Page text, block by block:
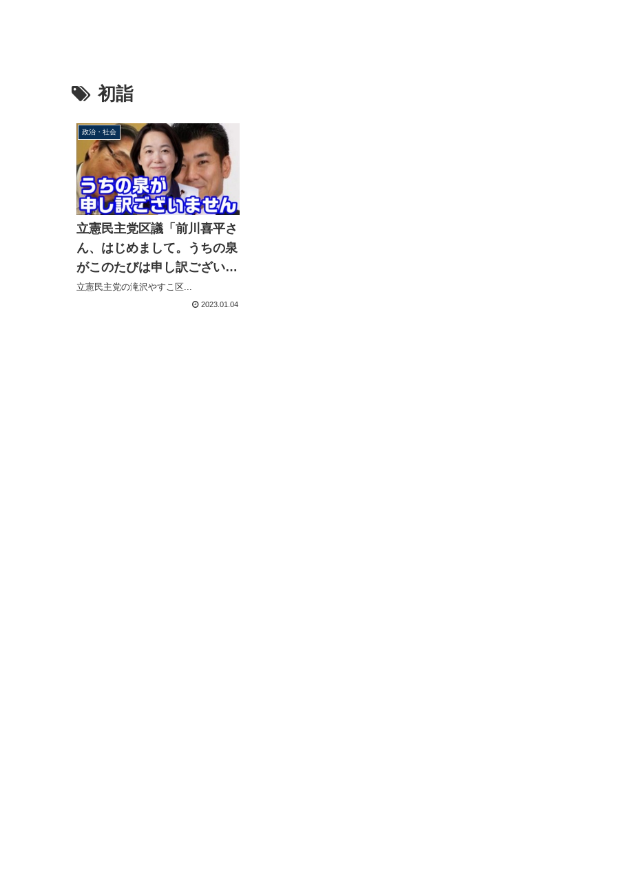
初詣
政治・社会
立憲民主党区議「前川喜平さ
ん、はじめまして。うちの泉
がこのたびは申し訳ございま
せん。」代表の乃木神社参拝
立憲民主党の滝沢やすこ区...
2023.01.04